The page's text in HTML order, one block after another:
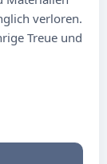
verloren.
Treue und